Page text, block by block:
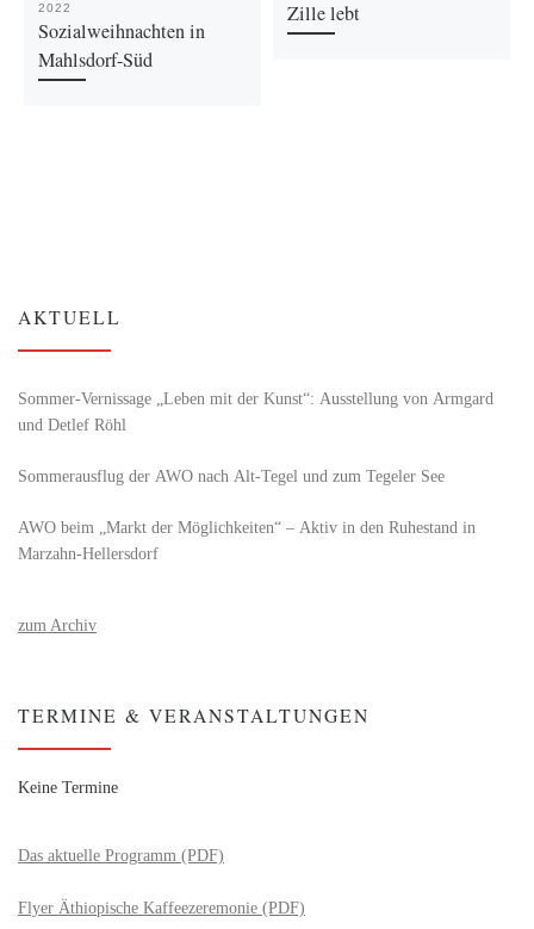
2022
Sozialweihnachten in
Mahlsdorf-Süd
Zille lebt
AKTUELL
Sommer-Vernissage „Leben mit der Kunst“: Ausstellung von Armgard
und Detlef Röhl
Sommerausflug der AWO nach Alt‑Tegel und zum Tegeler See
AWO beim „Markt der Möglichkeiten“ – Aktiv in den Ruhestand in
Marzahn-Hellersdorf
zum Archiv
TERMINE & VERANSTALTUNGEN
Keine Termine
Das aktuelle Programm (PDF)
Flyer Äthiopische Kaffeezeremonie (PDF)